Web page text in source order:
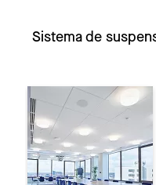
Sistema de